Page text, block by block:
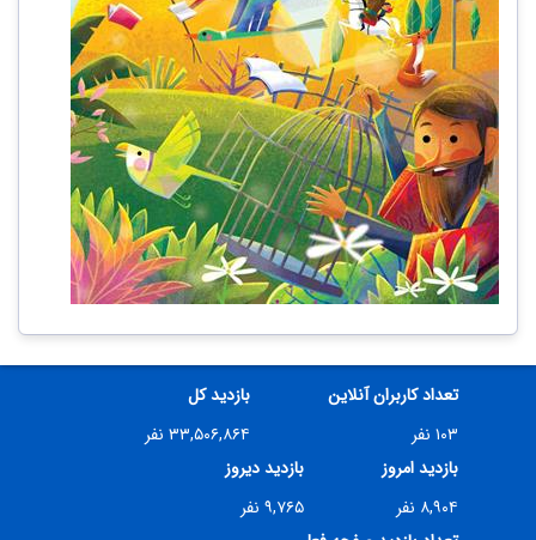
تعداد کاربران آنلاین
۱۰۳ نفر
بازدید کل
۳۳,۵۰۶,۸۶۴ نفر
بازدید امروز
۸,۹۰۴ نفر
بازدید دیروز
۹,۷۶۵ نفر